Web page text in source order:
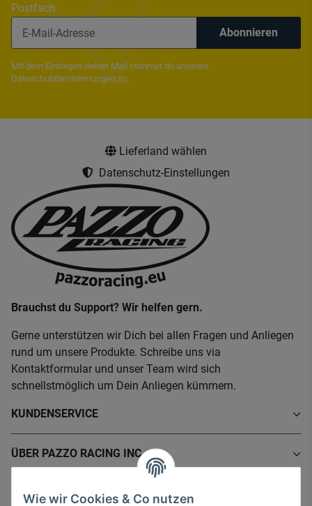
Postfach
Abonnieren
Mit dem Eintragen deiner Mail stimmst du unseren
Dateschutzbestimmungen zu.
Lieferland wählen
Datenschutz-Einstellungen
Brauchst du Support? Wir helfen gern.
Gerne unterstützen wir Dich bei allen Fragen und Anliegen
rund um unsere Produkte. Schreibe uns via
Kontaktformular und unser Team wird sich
schnellstmöglich um Dein Anliegen kümmern.
KUNDENSERVICE
ÜBER PAZZO RACING INC.
INFORMATIONEN
Wie wir Cookies & Co nutzen